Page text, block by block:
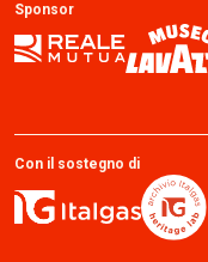
Sponsor
Con il sostegno di